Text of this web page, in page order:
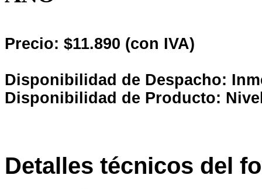
Precio: $11.890 (con IVA)
Disponibilidad de Despacho:
Disponibilidad de Producto:
Detalles técnicos del